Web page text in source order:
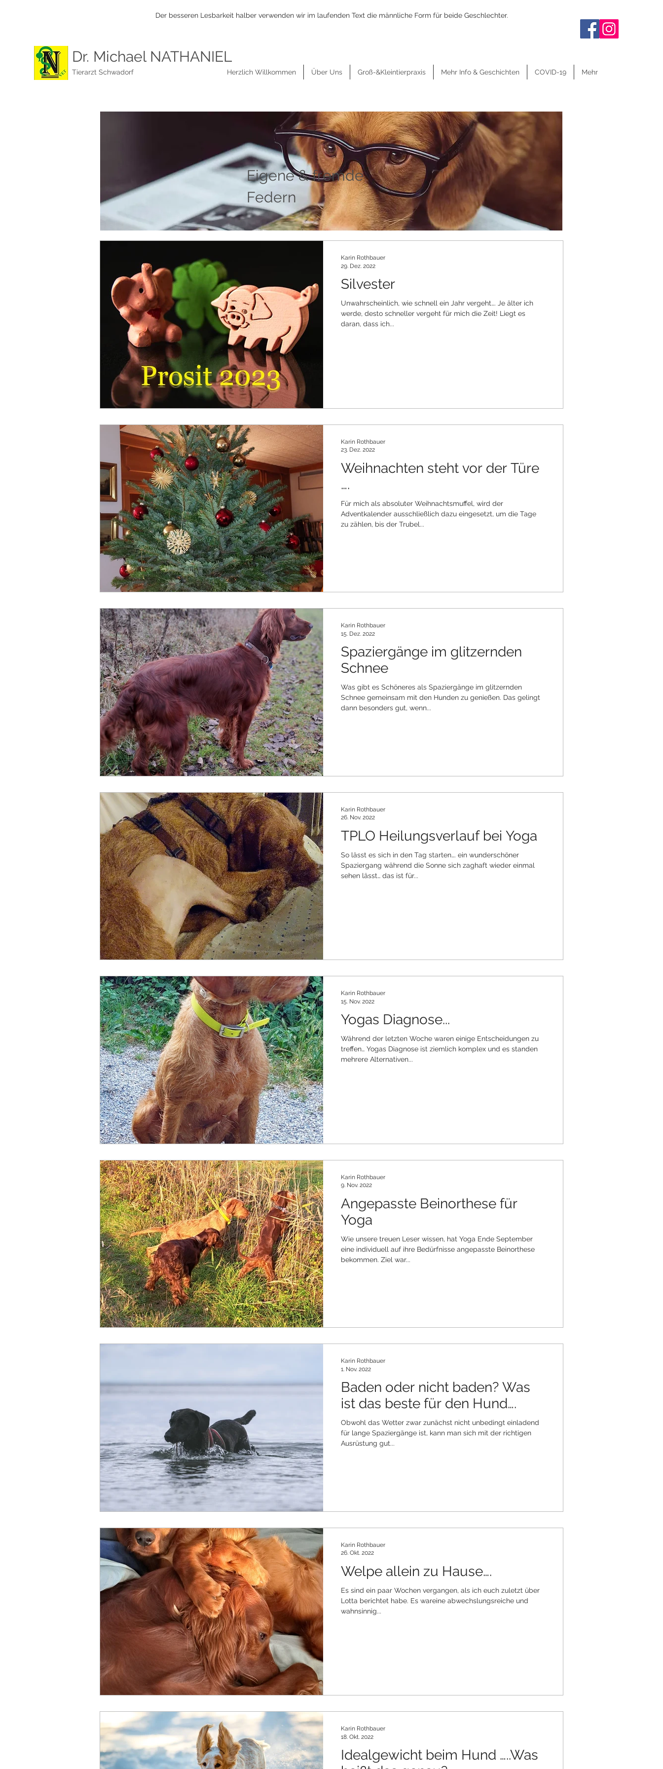
Der besseren Lesbarkeit halber verwenden wir im laufenden Text die männliche Form für beide Geschlechter.
Dr. Michael NATHANIEL
Tierarzt Schwadorf Herzlich Willkommen Über Uns Groß-&Kleintierpraxis Mehr Info & Geschichten COVID-19 Mehr
Silvester
Unwahrscheinlich, wie schnell ein Jahr vergeht…. Je älter ich
werde, desto schneller vergeht für mich die Zeit! Liegt es
daran, dass ich...
Karin Rothbauer
29. Dez. 2022
Weihnachten steht vor der Türe
….
Für mich als absoluter Weihnachtsmuffel, wird der
Adventkalender ausschließlich dazu eingesetzt, um die Tage
zu zählen, bis der Trubel...
Karin Rothbauer
23. Dez. 2022
Spaziergänge im glitzernden
Schnee
Was gibt es Schöneres als Spaziergänge im glitzernden
Schnee gemeinsam mit den Hunden zu genießen. Das gelingt
dann besonders gut, wenn...
Karin Rothbauer
15. Dez. 2022
TPLO Heilungsverlauf bei Yoga
So lässt es sich in den Tag starten…. ein wunderschöner
Spaziergang während die Sonne sich zaghaft wieder einmal
sehen lässt… das ist für...
Karin Rothbauer
26. Nov. 2022
Yogas Diagnose...
Während der letzten Woche waren einige Entscheidungen zu
treffen… Yogas Diagnose ist ziemlich komplex und es standen
mehrere Alternativen...
Karin Rothbauer
15. Nov. 2022
Angepasste Beinorthese für
Yoga
Wie unsere treuen Leser wissen, hat Yoga Ende September
eine individuell auf ihre Bedürfnisse angepasste Beinorthese
bekommen. Ziel war...
Karin Rothbauer
9. Nov. 2022
Baden oder nicht baden? Was
ist das beste für den Hund….
Obwohl das Wetter zwar zunächst nicht unbedingt einladend
für lange Spaziergänge ist, kann man sich mit der richtigen
Ausrüstung gut...
Karin Rothbauer
1. Nov. 2022
Welpe allein zu Hause….
Es sind ein paar Wochen vergangen, als ich euch zuletzt über
Lotta berichtet habe. Es wareine abwechslungsreiche und
wahnsinnig...
Karin Rothbauer
26. Okt. 2022
Idealgewicht beim Hund …..Was
Karin Rothbauer
18. Okt. 2022
Eigene & fremde
Federn